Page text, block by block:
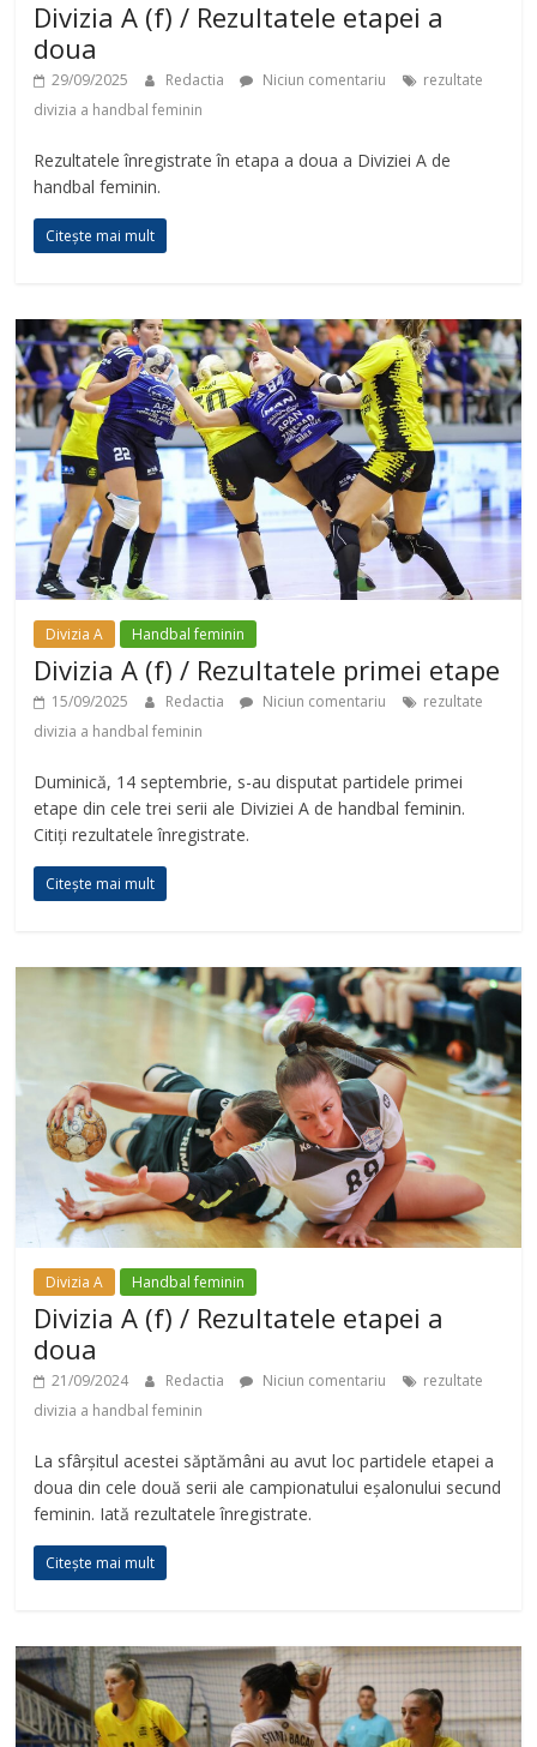
Divizia A (f) / Rezultatele etapei a
doua
29/09/2025 Redactia Niciun comentariu
rezultate
divizia a handbal feminin
Rezultatele înregistrate în etapa a doua a Diviziei A de
handbal feminin.
Citește mai mult
Divizia A Handbal feminin
Divizia A (f) / Rezultatele primei etape
15/09/2025 Redactia Niciun comentariu
rezultate
divizia a handbal feminin
Duminică, 14 septembrie, s-au disputat partidele primei
etape din cele trei serii ale Diviziei A de handbal feminin.
Citiți rezultatele înregistrate.
Citește mai mult
Divizia A Handbal feminin
Divizia A (f) / Rezultatele etapei a
doua
21/09/2024 Redactia Niciun comentariu
rezultate
divizia a handbal feminin
La sfârșitul acestei săptămâni au avut loc partidele etapei a
doua din cele două serii ale campionatului eșalonului secund
feminin. Iată rezultatele înregistrate.
Citește mai mult